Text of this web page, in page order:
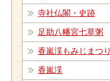
寺社仏閣・史跡
足助八幡宮七草粥
香嵐渓もみじまつり
香嵐渓